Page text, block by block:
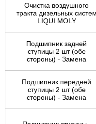
Очистка воздушного
тракта дизельных систем
LIQUI MOLY
Подшипник задней
ступицы 2 шт (обе
стороны) - Замена
Подшипник передней
ступицы 2 шт (обе
стороны) - Замена